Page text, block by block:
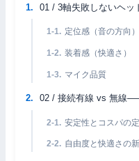
01 / 3軸失敗しないヘ
定位感（音の方向）
装着感（快適さ）
マイク品質
02 / 接続有線 vs 無線
安定性とコスパの
自由度と快適さの